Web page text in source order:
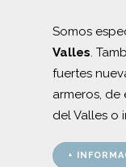
Somos
Valles.
fuertes
armeros, de
del Valles o
+